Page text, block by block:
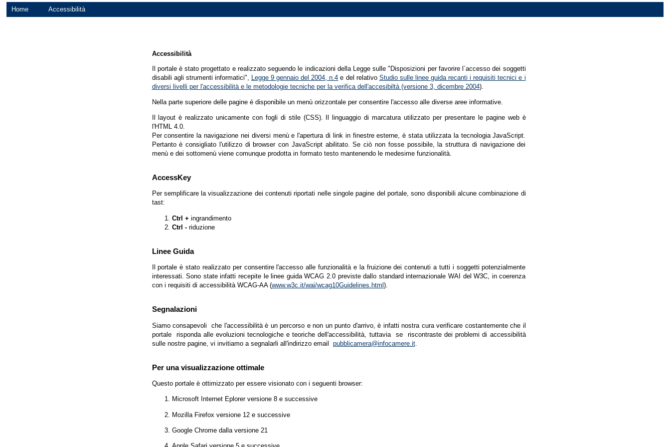
Home Accessibilità
Accessibilità
Il portale è stato progettato e realizzato seguendo le indicazioni della Legge sulle "Disposizioni per favorire l´accesso dei soggetti
disabili agli strumenti informatici", Legge 9 gennaio del 2004, n.4 e del relativo Studio sulle linee guida recanti i requisiti tecnici e i
diversi livelli per l'accessibilità e le metodologie tecniche per la verifica dell'accesibiltà (versione 3, dicembre 2004).
Nella parte superiore delle pagine é disponibile un menù orizzontale per consentire l'accesso alle diverse aree informative.
Il layout è realizzato unicamente con fogli di stile (CSS). Il linguaggio di marcatura utilizzato per presentare le pagine web è
l'HTML 4.0.
Per consentire la navigazione nei diversi menù e l'apertura di link in finestre esterne, è stata utilizzata la tecnologia JavaScript.
Pertanto è consigliato l'utilizzo di browser con JavaScript abilitato. Se ciò non fosse possibile, la struttura di navigazione dei
menù e dei sottomenù viene comunque prodotta in formato testo mantenendo le medesime funzionalità.
AccessKey
Per semplificare la visualizzazione dei contenuti riportati nelle singole pagine del portale, sono disponibili alcune combinazione di
tast:
Ctrl + ingrandimento
Ctrl -riduzione
Linee Guida
Il portale è stato realizzato per consentire l'accesso alle funzionalità e la fruizione dei contenuti a tutti i soggetti potenzialmente
interessati. Sono state infatti recepite le linee guida WCAG 2.0 previste dallo standard internazionale WAI del W3C, in coerenza
con i requisiti di accessibilità WCAG-AA (www.w3c.it/wai/wcag10Guidelines.html ).
Segnalazioni
Siamo consapevoli che l'accessibilità è un percorso e non un punto d'arrivo, è infatti nostra cura verificare costantemente che il
portale risponda alle evoluzioni tecnologiche e teoriche dell'accessibilità, tuttavia se riscontraste dei problemi di accessibilità
sulle nostre pagine, vi invitiamo a segnalarli all'indirizzo email pubblicamera@infocamere.it.
Per una visualizzazione ottimale
Questo portale è ottimizzato per essere visionato con i seguenti browser:
Microsoft Internet Eplorer versione 8 e successive
Mozilla Firefox versione 12 e successive
Google Chrome dalla versione 21